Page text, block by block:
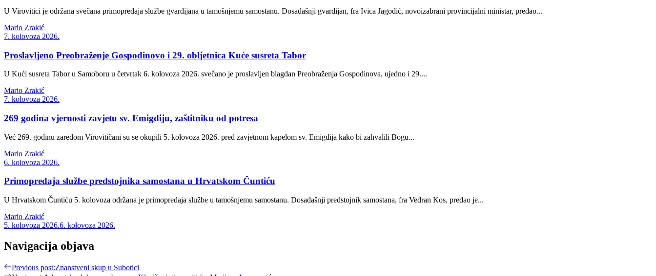
U Virovitici je održana svečana primopredaja službe gvardijana u tamošnjemu samostanu. Dosadašnji gvardijan, fra Ivica Jagodić, novoizabrani provincijalni ministar, predao...
Mario Zrakić
7. kolovoza 2026.
Proslavljeno Preobraženje Gospodinovo i 29. obljetnica Kuće susreta Tabor
U Kući susreta Tabor u Samoboru u četvrtak 6. kolovoza 2026. svečano je proslavljen blagdan Preobraženja Gospodinova, ujedno i 29....
Mario Zrakić
7. kolovoza 2026.
269 godina vjernosti zavjetu sv. Emigdiju, zaštitniku od potresa
Već 269. godinu zaredom Virovitičani su se okupili 5. kolovoza 2026. pred zavjetnom kapelom sv. Emigdija kako bi zahvalili Bogu...
Mario Zrakić
6. kolovoza 2026.
Primopredaja službe predstojnika samostana u Hrvatskom Čuntiću
U Hrvatskom Čuntiću 5. kolovoza održana je primopredaja službe u tamošnjemu samostanu. Dosadašnji predstojnik samostana, fra Vedran Kos, predao je...
Mario Zrakić
5. kolovoza 2026.6. kolovoza 2026.
Navigacija objava
Previous post:Znanstveni skup u Subotici